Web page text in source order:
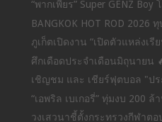
“พากเพียร” Super GENZ
BANGKOK HOT ROD 2026
ภูเก็ตเปิดงาน “เปิดตัวแหล่งเรี
ศึกเดือดประจำเดือนมิถุนายน
เชิญชม และ เชียร์ฟุตบอล "ป
“เอพริล เบเกอรี่” ทุ่มงบ 200
วงเสวนาชี้ตั้งกระทรวงกีฬาต